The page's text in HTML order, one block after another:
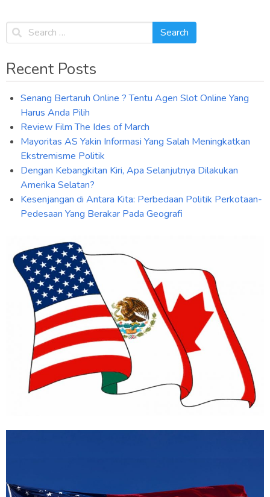
navigation
Recent Posts
Senang Bertaruh Online ? Tentu Agen Slot Online Yang
Harus Anda Pilih
Review Film The Ides of March
Mayoritas AS Yakin Informasi Yang Salah Meningkatkan
Ekstremisme Politik
Dengan Kebangkitan Kiri, Apa Selanjutnya Dilakukan
Amerika Selatan?
Kesenjangan di Antara Kita: Perbedaan Politik Perkotaan-
Pedesaan Yang Berakar Pada Geografi